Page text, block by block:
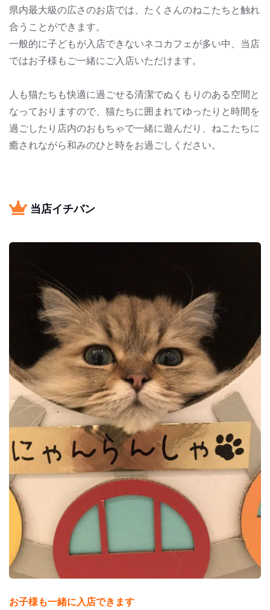
県内最大級の広さのお店では、たくさんのねこたちと触れ
合うことができます。
一般的に子どもが入店できないネコカフェが多い中、当店
ではお子様もご一緒にご入店いただけます。
人も猫たちも快適に過ごせる清潔でぬくもりのある空間と
なっておりますので、猫たちに囲まれてゆったりと時間を
過ごしたり店内のおもちゃで一緒に遊んだり、ねこたちに
癒されながら和みのひと時をお過ごしください。
当店イチバン
お子様も一緒に入店できます